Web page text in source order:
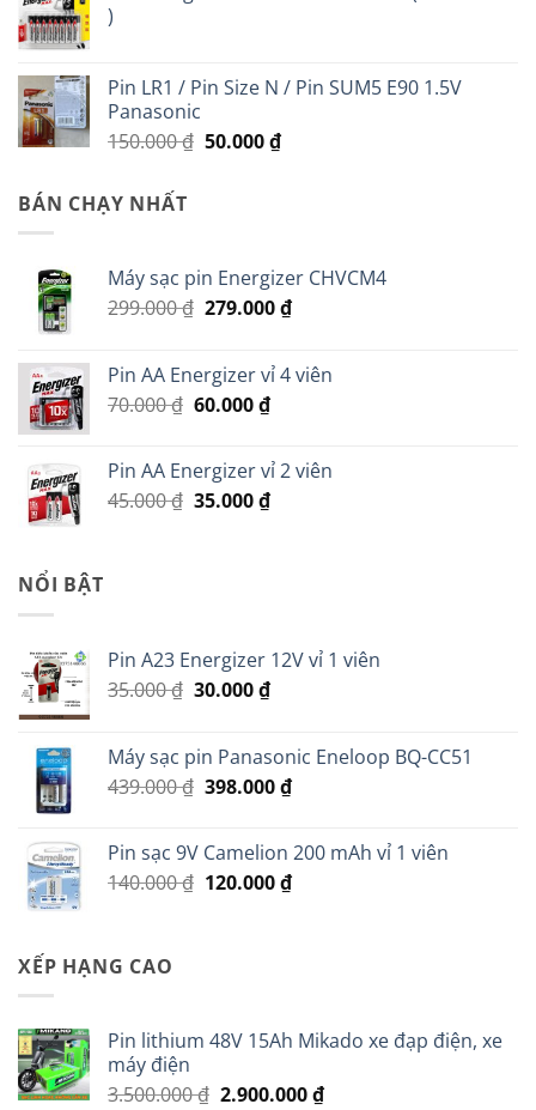
)
Pin LR1 / Pin Size N / Pin SUM5 E90 1.5V
Panasonic
150.000₫ Giá
50.000₫Giá
BÁN CHẠY NHẤT
Máy sạc pin Energizer CHVCM4
299.000₫ Giá
299.000 ₫.
279.000₫Giá
là:
Pin AA Energizer vỉ 4 viên
70.000₫ Giá
70.000 ₫.
60.000₫Giá
là:
60.000 ₫.
Pin AA Energizer vỉ 2 viên
45.000₫ Giá
35.000₫Giá
NỔI BẬT
Pin A23 Energizer 12V vỉ 1 viên
35.000₫ Giá
35.000 ₫.
30.000₫Giá
là:
30.000 ₫.
Máy sạc pin Panasonic Eneloop BQ-CC51
439.000₫ Giá
439.000 ₫.
398.000₫Giá
là:
398.000 ₫.
Pin sạc 9V Camelion 200 mAh vỉ 1 viên
140.000₫ Giá
120.000₫Giá
XẾP HẠNG CAO
Pin lithium 48V 15Ah Mikado xe đạp điện, xe
máy điện
3.500.000₫ Giá
2.900.000₫Giá